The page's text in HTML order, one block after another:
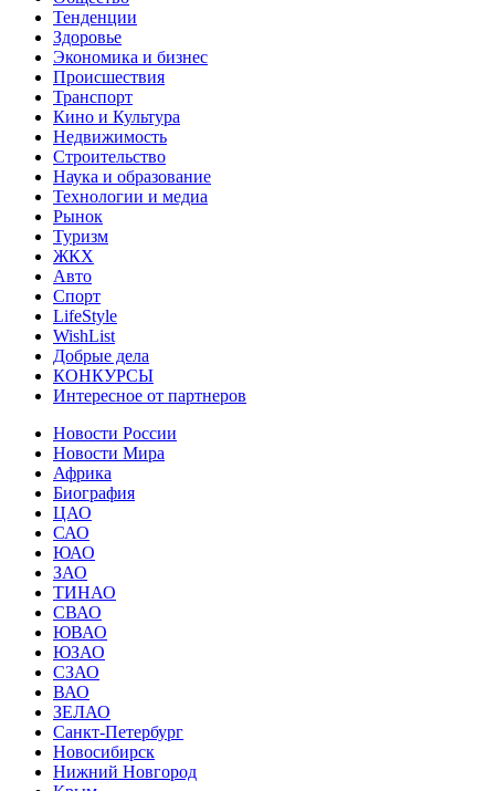
Тенденции
Здоровье
Экономика и бизнес
Происшествия
Транспорт
Кино и Культура
Недвижимость
Строительство
Наука и образование
Технологии и медиа
Рынок
Туризм
ЖКХ
Авто
Спорт
LifeStyle
WishList
Добрые дела
КОНКУРСЫ
Интересное от партнеров
Новости России
Новости Мира
Африка
Биография
ЦАО
САО
ЮАО
ЗАО
ТИНАО
СВАО
ЮВАО
ЮЗАО
СЗАО
ВАО
ЗЕЛАО
Санкт-Петербург
Новосибирск
Нижний Новгород